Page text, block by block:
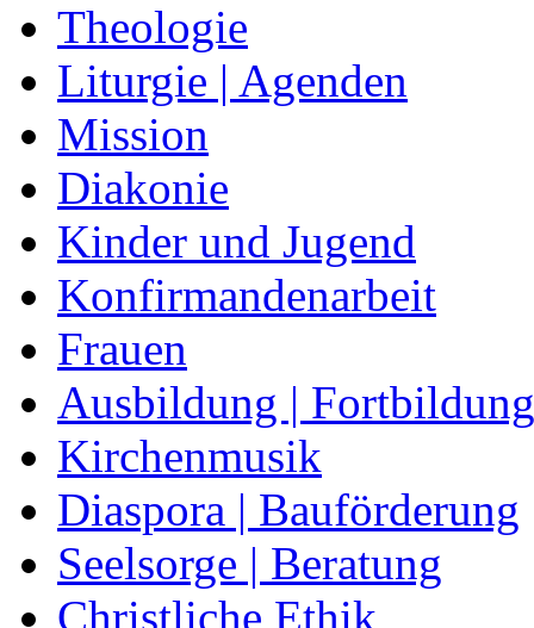
Theologie
Liturgie | Agenden
Mission
Diakonie
Kinder und Jugend
Konfirmandenarbeit
Frauen
Ausbildung | Fortbildung
Kirchenmusik
Diaspora | Bauförderung
Seelsorge | Beratung
Christliche Ethik